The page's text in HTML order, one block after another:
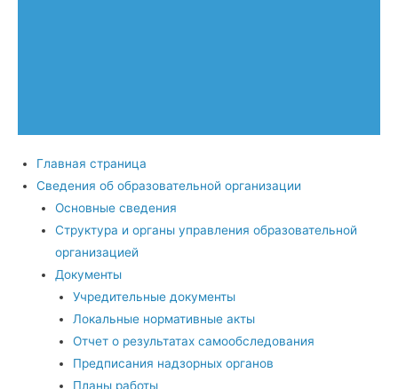
Главная страница
Сведения об образовательной организации
Основные сведения
Структура и органы управления образовательной
организацией
Документы
Учредительные документы
Локальные нормативные акты
Отчет о результатах самообследования
Предписания надзорных органов
Планы работы